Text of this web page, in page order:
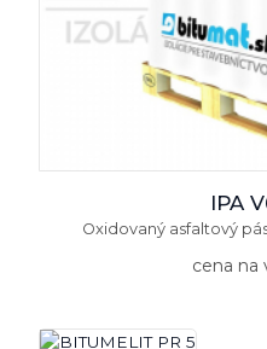
IPA
Oxidovaný asfaltový
cena na